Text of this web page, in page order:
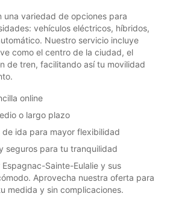
una variedad de opciones para
vehículos eléctricos, híbridos,
Nuestro servicio incluye
como el centro de la ciudad, el
de tren, facilitando así tu movilidad
online
o largo plazo
ida para mayor flexibilidad
seguros para tu tranquilidad
Sainte-Eulalie y sus
Aprovecha nuestra oferta para
medida y sin complicaciones.